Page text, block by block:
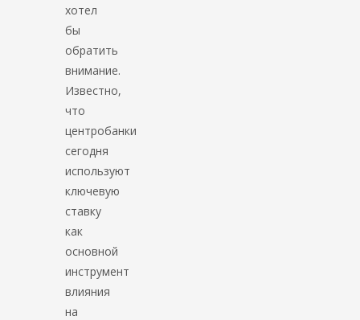
хотел
бы
обратить
внимание.
Известно,
что
центробанки
сегодня
используют
ключевую
ставку
как
основной
инструмент
влияния
на